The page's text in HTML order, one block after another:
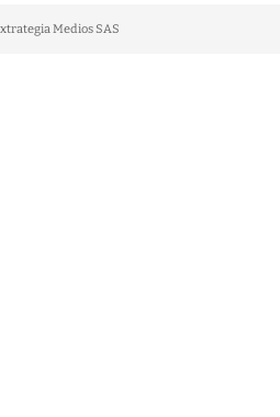
Medios SAS